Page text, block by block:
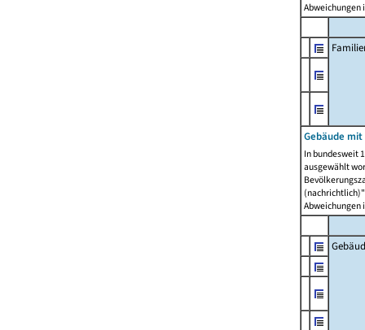
Abweichungen
Gebäude
In bundesweit
ausgewählt
Abweichungen